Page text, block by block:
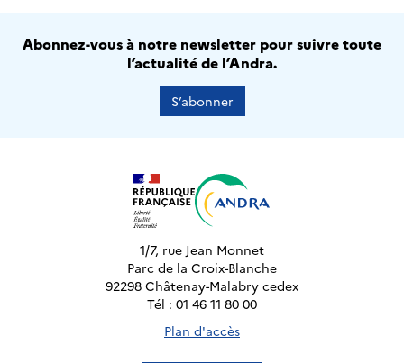
Abonnez-vous à notre newsletter pour suivre toute
l’actualité de l’Andra.
S’abonner
1/7, rue Jean Monnet
Parc de la Croix-Blanche
92298 Châtenay-Malabry cedex
Tél : 01 46 11 80 00
Plan d'accès